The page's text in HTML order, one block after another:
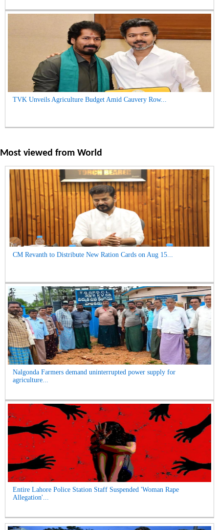
TVK Unveils Agriculture Budget Amid Cauvery Row...
Most viewed from World
CM Revanth to Distribute New Ration Cards on Aug 15...
Nalgonda Farmers demand uninterrupted power supply for
agriculture...
Entire Lahore Police Station Staff Suspended 'Woman Rape
Allegation'...